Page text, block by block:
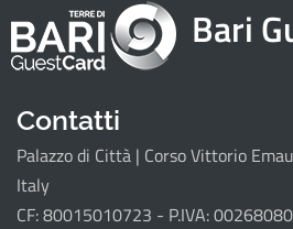
Attrattori
Eventi
Itinerari
Il progetto
Bari
Contatti
Palazzo di Città | Corso Vittorio
Italy
CF: 80015010723 - P.IVA: